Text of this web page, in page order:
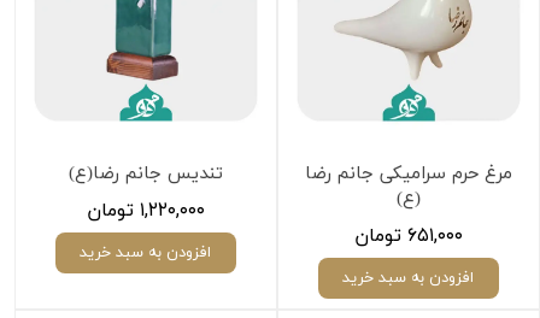
مرغ حرم سرامیکی جانم رضا
(ع)
۶۵۱,۰۰۰ تومان
افزودن به سبد خرید
تندیس جانم رضا(ع)
۱,۲۲۰,۰۰۰ تومان
افزودن به سبد خرید